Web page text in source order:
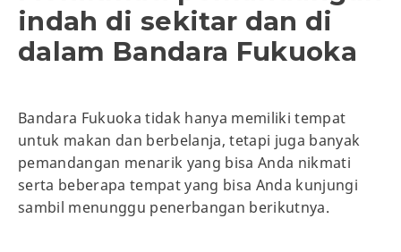
indah di sekitar dan di
dalam Bandara Fukuoka
Bandara Fukuoka tidak hanya memiliki tempat
untuk makan dan berbelanja, tetapi juga banyak
pemandangan menarik yang bisa Anda nikmati
serta beberapa tempat yang bisa Anda kunjungi
sambil menunggu penerbangan berikutnya.